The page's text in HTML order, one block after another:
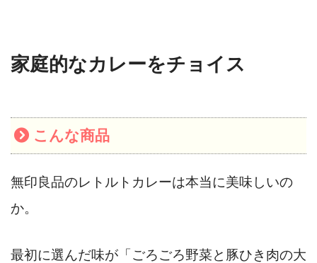
家庭的なカレーをチョイス
こんな商品
無印良品のレトルトカレーは本当に美味しいの
か。
最初に選んだ味が「ごろごろ野菜と豚ひき肉の大